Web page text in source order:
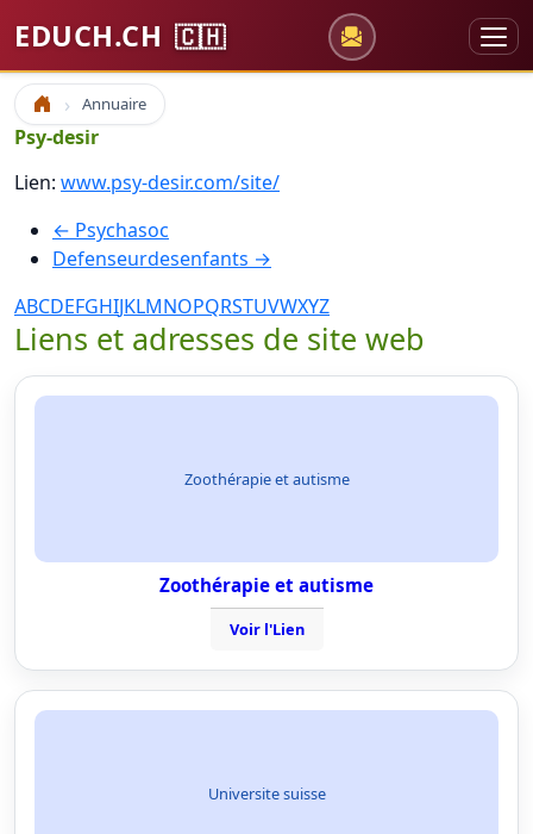
EDUCH.CH 🇨🇭
Accueil Annuaire
Psy-desir
Lien: www.psy-desir.com/site/
← Psychasoc
Defenseurdesenfants →
ABCDEFGHIJKLMNOPQRSTUVWXYZ
Liens et adresses de site web
Zoothérapie et autisme
Zoothérapie et autisme
Voir l'Lien
Universite suisse